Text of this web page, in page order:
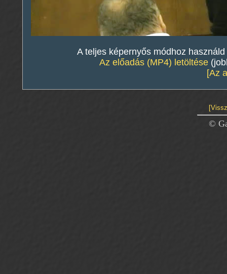
A teljes képernyős módhoz
Az előadás (MP4) letöltése
[Az
©